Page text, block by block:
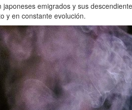
japoneses emigrados y sus
y en constante evolución.